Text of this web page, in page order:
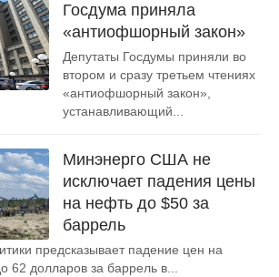
Госдума приняла
«антиофшорный закон»
Депутаты Госдумы приняли во
втором и сразу третьем чтениях
«антиофшорный закон»,
устанавливающий...
Минэнерго США не
исключает падения цены
на нефть до $50 за
баррель
предсказывает падение цен на
62 долларов за баррель в...